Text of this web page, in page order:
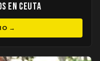
en Ceuta
→